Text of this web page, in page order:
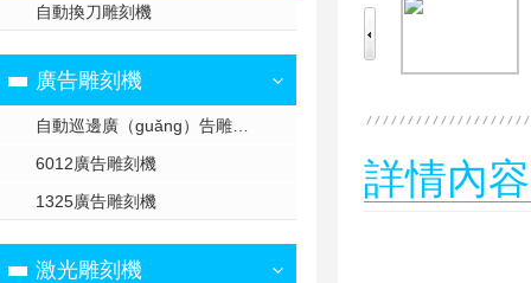
自動換刀雕刻機
廣告雕刻機
6012廣告雕刻機
1325廣告雕刻機
激光雕刻機
詳情內